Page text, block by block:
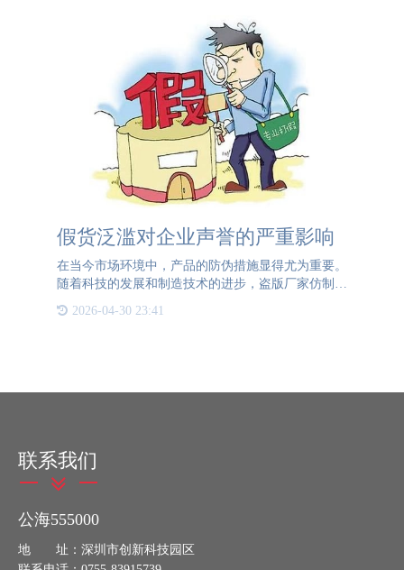
假货泛滥对企业声誉的严重影响
在当今市场环境中，产品的防伪措施显得尤为重要。
随着科技的发展和制造技术的进步，盗版厂家仿制真
品的能力越来越强，这使得假货泛滥成为了一个严峻
的问题。假货不仅损害了消费者的权益，还对企业的
2026-04-30 23:41
联系我们
公海555000
地 址：深圳市创新科技园区